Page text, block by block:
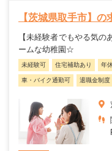
【茨城県取手市】の
【未経験者でもやる気
ームな幼稚園☆
未経験可 住宅補助あり 年
車・バイク通勤可 退職金制度